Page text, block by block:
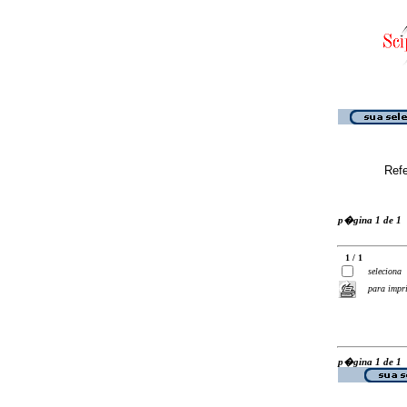
p�gina 1 de 1
1 / 1
seleciona
para
p�gina 1 de 1